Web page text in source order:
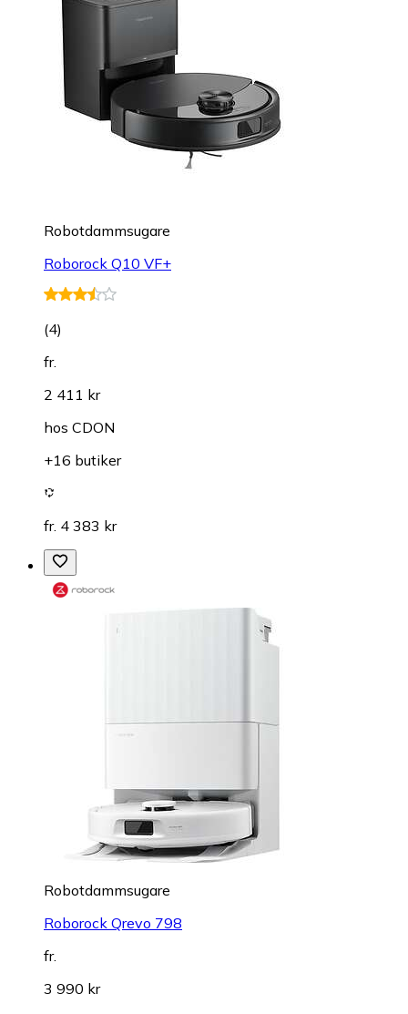
Robotdammsugare
Roborock Q10 VF+
(4)
fr.
2 411 kr
hos CDON
+16 butiker
fr. 4 383 kr
Robotdammsugare
Roborock Qrevo 798
fr.
3 990 kr